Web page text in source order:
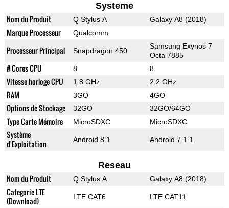
Systeme
Nom du Produit Q Stylus A Galaxy A8 (2018)
Marque Processeur Qualcomm
Processeur Principal Snapdragon 450
Samsung Exynos 7
Octa 7885
# Cores CPU 8 8
Vitesse horloge CPU 1.8 GHz 2.2 GHz
RAM 3GO 4GO
Options de Stockage 32GO 32GO/64GO
Type Carte Mémoire MicroSDXC MicroSDXC
Système
d'Exploitation
Android 8.1 Android 7.1.1
Reseau
Nom du Produit Q Stylus A Galaxy A8 (2018)
Categorie LTE
(Download)
LTE CAT6 LTE CAT11